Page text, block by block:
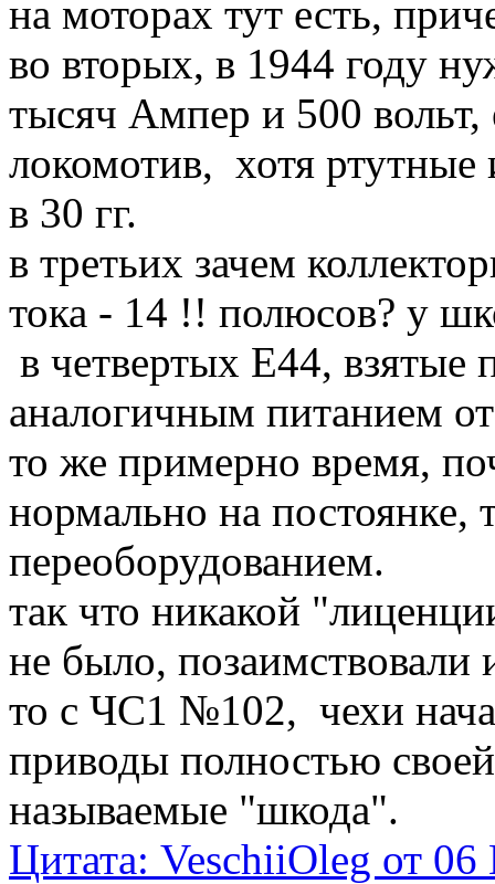
на моторах тут есть,
во вторых, в 1944 году
тысяч Ампер и 500
локомотив, хотя
в 30 гг.
в третьих зачем
тока - 14 !! полюсов? у
в четвертых Е44, взятые
аналогичным питанием
то же примерно время,
нормально на постоянке,
переоборудованием.
так что никакой
не было, позаимствовали
то с ЧС1 №102, чехи
приводы полностью
называемые "шкода".
Цитата: VeschiiOleg от